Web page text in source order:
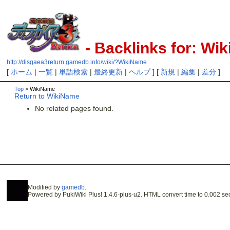
- Backlinks for:
http://disgaea3return.gamedb.info/wiki/?WikiName
[ ホーム |一覧 |単語検索 |最終更新 |ヘルプ] [ 新規 |編集 | 差分 ]
Top > WikiName
Return to WikiName
No related pages found.
Modified bygamedb.
Powered by PukiWiki Plus! 1.4.6-plus-u2. HTML convert time to 0.002